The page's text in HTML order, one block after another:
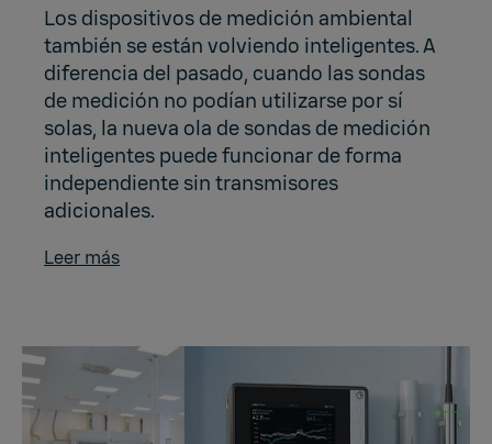
Los dispositivos de medición ambiental
también se están volviendo inteligentes. A
diferencia del pasado, cuando las sondas
de medición no podían utilizarse por sí
solas, la nueva ola de sondas de medición
inteligentes puede funcionar de forma
independiente sin transmisores
adicionales.
Leer más